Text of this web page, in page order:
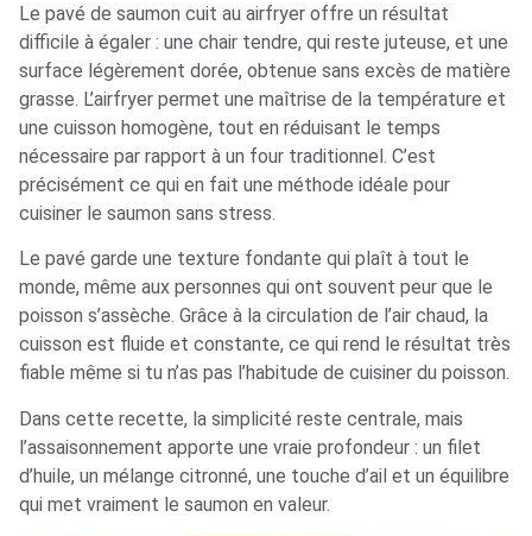
Le pavé de saumon cuit au airfryer offre un résultat
difficile à égaler : une chair tendre, qui reste juteuse, et une
surface légèrement dorée, obtenue sans excès de matière
grasse. L’airfryer permet une maîtrise de la température et
une cuisson homogène, tout en réduisant le temps
nécessaire par rapport à un four traditionnel. C’est
précisément ce qui en fait une méthode idéale pour
cuisiner le saumon sans stress.
Le pavé garde une texture fondante qui plaît à tout le
monde, même aux personnes qui ont souvent peur que le
poisson s’assèche. Grâce à la circulation de l’air chaud, la
cuisson est fluide et constante, ce qui rend le résultat très
fiable même si tu n’as pas l’habitude de cuisiner du poisson.
Dans cette recette, la simplicité reste centrale, mais
l’assaisonnement apporte une vraie profondeur : un filet
d’huile, un mélange citronné, une touche d’ail et un équilibre
qui met vraiment le saumon en valeur.